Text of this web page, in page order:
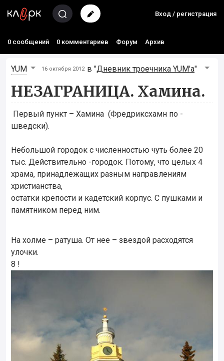
Вход / регистрация
0 сообщений 0 комментариев Форум Архив
YUM 16 октября 2012 в "Дневник троечника YUM'а"
НЕЗАГРАНИЦА. Хамина.
Первый пункт – Хамина (Фредриксхамн по -
шведски).
Небольшой городок с численностью чуть более 20
тыс. Действительно -городок. Потому, что целых 4
храма, принадлежащих разным направлениям
христианства,
остатки крепости и кадетский корпус. С пушками и
памятником перед ним.
На холме – ратуша. От нее – звездой расходятся
улочки.
8 !